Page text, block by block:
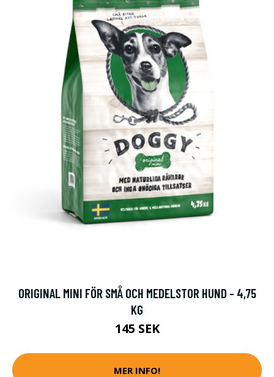
ORIGINAL MINI FÖR SMÅ OCH MEDELSTOR HUND - 4,75
KG
145 SEK
MER INFO!